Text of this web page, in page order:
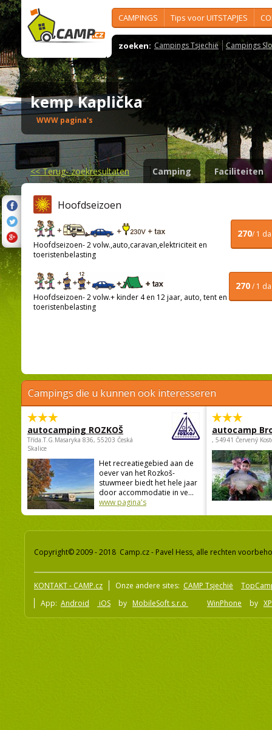
CAMPINGS Tips voor UITSTAPJES
zoeken: Campings Tsjechië Campings
kemp Kaplička
WWW pagina's
<<Terug- zoekresultaten Camping Faciliteiten
Hoofdseizoen
270/ 1
Hoofdseizoen- 2 volw.,auto,caravan,elektriciteit en
toeristenbelasting
270/ 1
Hoofdseizoen- 2 volw.+ kinder 4 en 12 jaar, auto, tent en
toeristenbelasting
Campings die u kunnen ook interesseren
autocamping ROZKOŠ
Třída.T.G.Masaryka 836, 55203 Česká
Skalice
Het recreatiegebied aan de
oever van het Rozkoš-
stuwmeer biedt het hele jaar
door accommodatie in ve...
www pagina's
autocamp
, 54941 Červený
Copyright© 2009 - 2018 Camp.cz - Pavel Hess, alle rechten
KONTAKT - CAMP.cz Onze andere sites: CAMP Tsjechië
App: Android iOS by MobileSoft s.r.o WinPhone by